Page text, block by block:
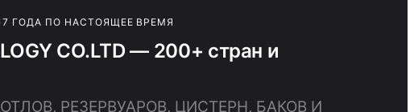
ГОДА ПО НАСТОЯЩЕЕ ВРЕМЯ
CO.LTD — 200+ стран и
РЕЗЕРВУАРОВ, ЦИСТЕРН, БАКОВ И